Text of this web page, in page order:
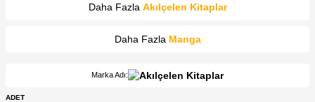
Daha Fazla Akılçelen Kitaplar
Daha Fazla Manga
Marka Adı:
ADET